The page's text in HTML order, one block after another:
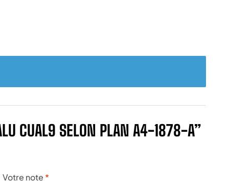
CUAL9 SELON PLAN A4-1878-A”
Votre note *